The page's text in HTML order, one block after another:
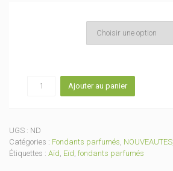
Ajouter au panier
UGS : ND
Catégories : Fondants parfumés NOUVEAUTES
Étiquettes : Aïd Eïd fondants parfumés